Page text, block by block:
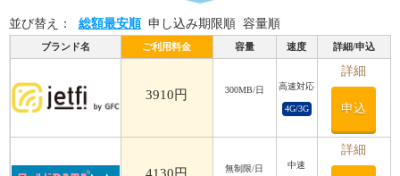
受取場所
必須
返却方法
必須
利用日数
並び替え： 総額最安順 申し込み期限順 容量順
ブランド名 ご利用料金 容量 速度 詳細/申込
3910円 300MB/日 高速対応
4G/3G
詳細
申込
無制限/日 中速
詳細